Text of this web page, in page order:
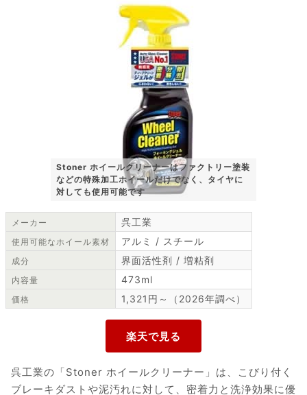
Stoner ホイールクリーナーはファクトリー塗装
などの特殊加工ホイールだけでなく、タイヤに
対しても使用可能です
メーカー 呉工業
使用可能なホイール素材 アルミ / スチール
成分 界面活性剤 / 増粘剤
内容量 473ml
価格 1,321円～（2026年調べ）
呉工業の「Stoner ホイールクリーナー」は、こびり付く
ブレーキダストや泥汚れに対して、密着力と洗浄効果に優